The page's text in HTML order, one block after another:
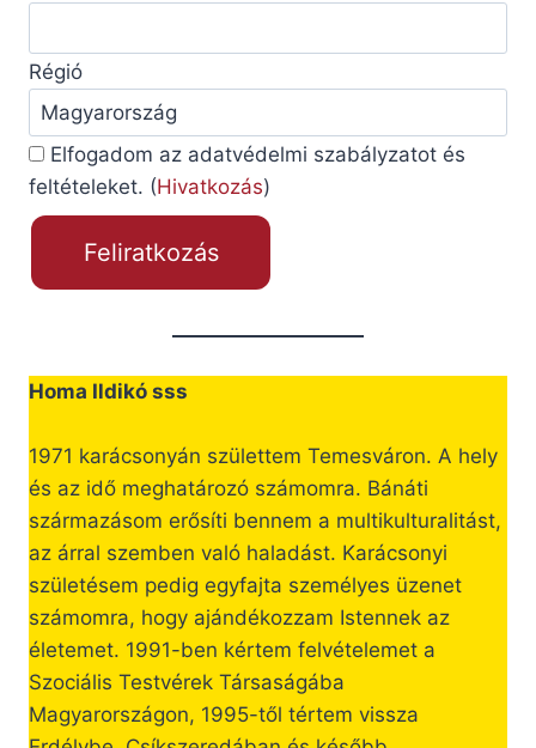
Régió
Elfogadom az adatvédelmi szabályzatot és
feltételeket. (Hivatkozás)
Homa Ildikó sss
1971 karácsonyán születtem Temesváron. A hely
és az idő meghatározó számomra. Bánáti
származásom erősíti bennem a multikulturalitást,
az árral szemben való haladást. Karácsonyi
születésem pedig egyfajta személyes üzenet
számomra, hogy ajándékozzam Istennek az
életemet. 1991-ben kértem felvételemet a
Szociális Testvérek Társaságába
Magyarországon, 1995-től tértem vissza